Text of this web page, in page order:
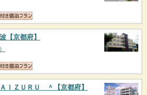
【京都府】
ＩＺＵＲＵ ＾ 【京都府】